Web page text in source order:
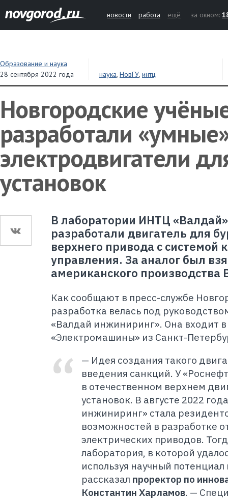
новости работа ещё за окном:
Образование и наука
28 сентября 2022 года
наука, НовГУ, интц
Новгородские
разработали
электродвигатели
установок
В лаборатории ИНТЦ
разработали двигатель для
верхнего привода с системой
управления. За аналог был
американского производства
Как сообщают в пресс-службе
разработка велась под
«Валдай инжиниринг». Она входит в
«Электромашины» из Санкт-
— Идея создания такого
введения санкций. У
в отечественном верхнем
установок. В августе 2022
инжиниринг» стала
возможностей в разработке
электрических приводов.
лаборатория, в которой
используя научный
рассказал проректор по
Константин Харламов. —